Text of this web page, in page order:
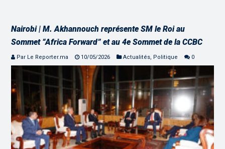
Nairobi | M. Akhannouch représente SM le Roi au
Sommet “Africa Forward” et au 4e Sommet de la CCBC
Par Le Reporter.ma 10/05/2026 Actualités, Politique 0